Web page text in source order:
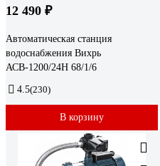
12 490 ₽
Автоматическая станция
водоснабжения Вихрь
АСВ-1200/24Н 68/1/6
4.5(230)
В корзину